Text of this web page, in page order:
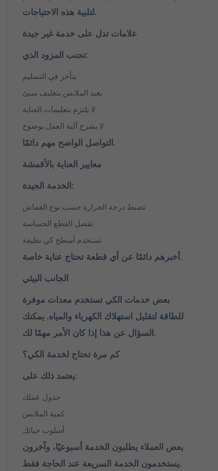
لتلبية هذه الاحتياجات.
علامات تدل على خدمة غير جيدة
تجنب المزود الذي:
يتأخر في التسليم
يعيد الملابس بتغليف سيئ
لا يلتزم بتعليمات العناية
لا يشرح آلية العمل بوضوح
التواصل الواضح مهم دائمًا.
معايير العناية بالأقمشة
الخدمة الجيدة:
تضبط درجة الحرارة حسب نوع القماش
تفصل القطع الحساسة
تستخدم أسطح كي نظيفة
أخبرهم دائمًا عن أي قطعة تحتاج عناية خاصة.
الجانب البيئي
بعض خدمات الكي تستخدم معدات موفرة
للطاقة لتقليل استهلاك الكهرباء والمياه. يمكنك
السؤال عن هذا إذا كان الأمر مهمًا لك.
كم مرة تحتاج لخدمة الكي؟
يعتمد ذلك على:
جدول عملك
كمية الملابس
أسلوب حياتك
بعض العملاء يطلبون الخدمة أسبوعيًا، وآخرون
يستخدمون الخدمة السريعة عند الحاجة فقط.